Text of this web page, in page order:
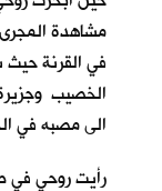
مشاهدة
في القرنة حيث
الخصيب
الى مصبه في
رأيت روحي في